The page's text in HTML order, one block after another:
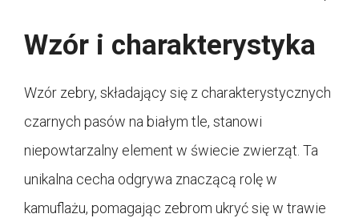
Wzór i charakterystyka
Wzór zebry, składający się z charakterystycznych
czarnych pasów na białym tle, stanowi
niepowtarzalny element w świecie zwierząt. Ta
unikalna cecha odgrywa znaczącą rolę w
kamuflażu, pomagając zebrom ukryć się w trawie